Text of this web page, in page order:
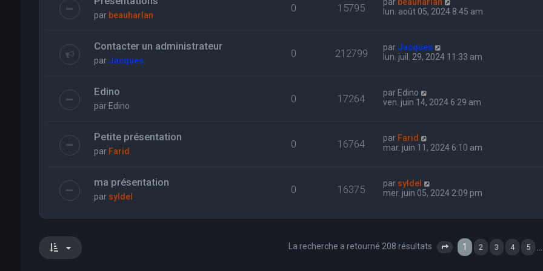
par beauharlan
0 15795
lun. août 05, 2024 8:45 am
Contacter un administrateur
par Jacques
0 212799 par Jacques
lun. juil. 29, 2024 11:33 am
Edino
par Edino
0 17264 par Edino
ven. juin 14, 2024 6:29 am
Petite présentation
par Farid
0 16764 par Farid
mar. juin 11, 2024 6:10 am
ma présentation
par syldel
0 16375 par syldel
mer. juin 05, 2024 2:09 pm
La recherche a retourné 208 résultats Page 1sur 7
1 2 3 4 5